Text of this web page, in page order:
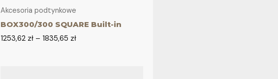
Akcesoria podtynkowe
BOX300/300 SQUARE Built-in
1253,62 zł – 1835,65 zł